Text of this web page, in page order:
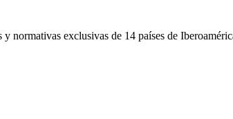
exclusivas de 14 países de